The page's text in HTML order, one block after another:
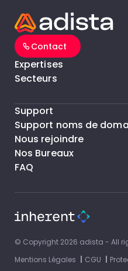
Contact
Expertises
Secteurs
Support
Support noms de
Nous rejoindre
Nos Bureaux
FAQ
© Copyright 2026 adista - All
Mentions Légales
CGU